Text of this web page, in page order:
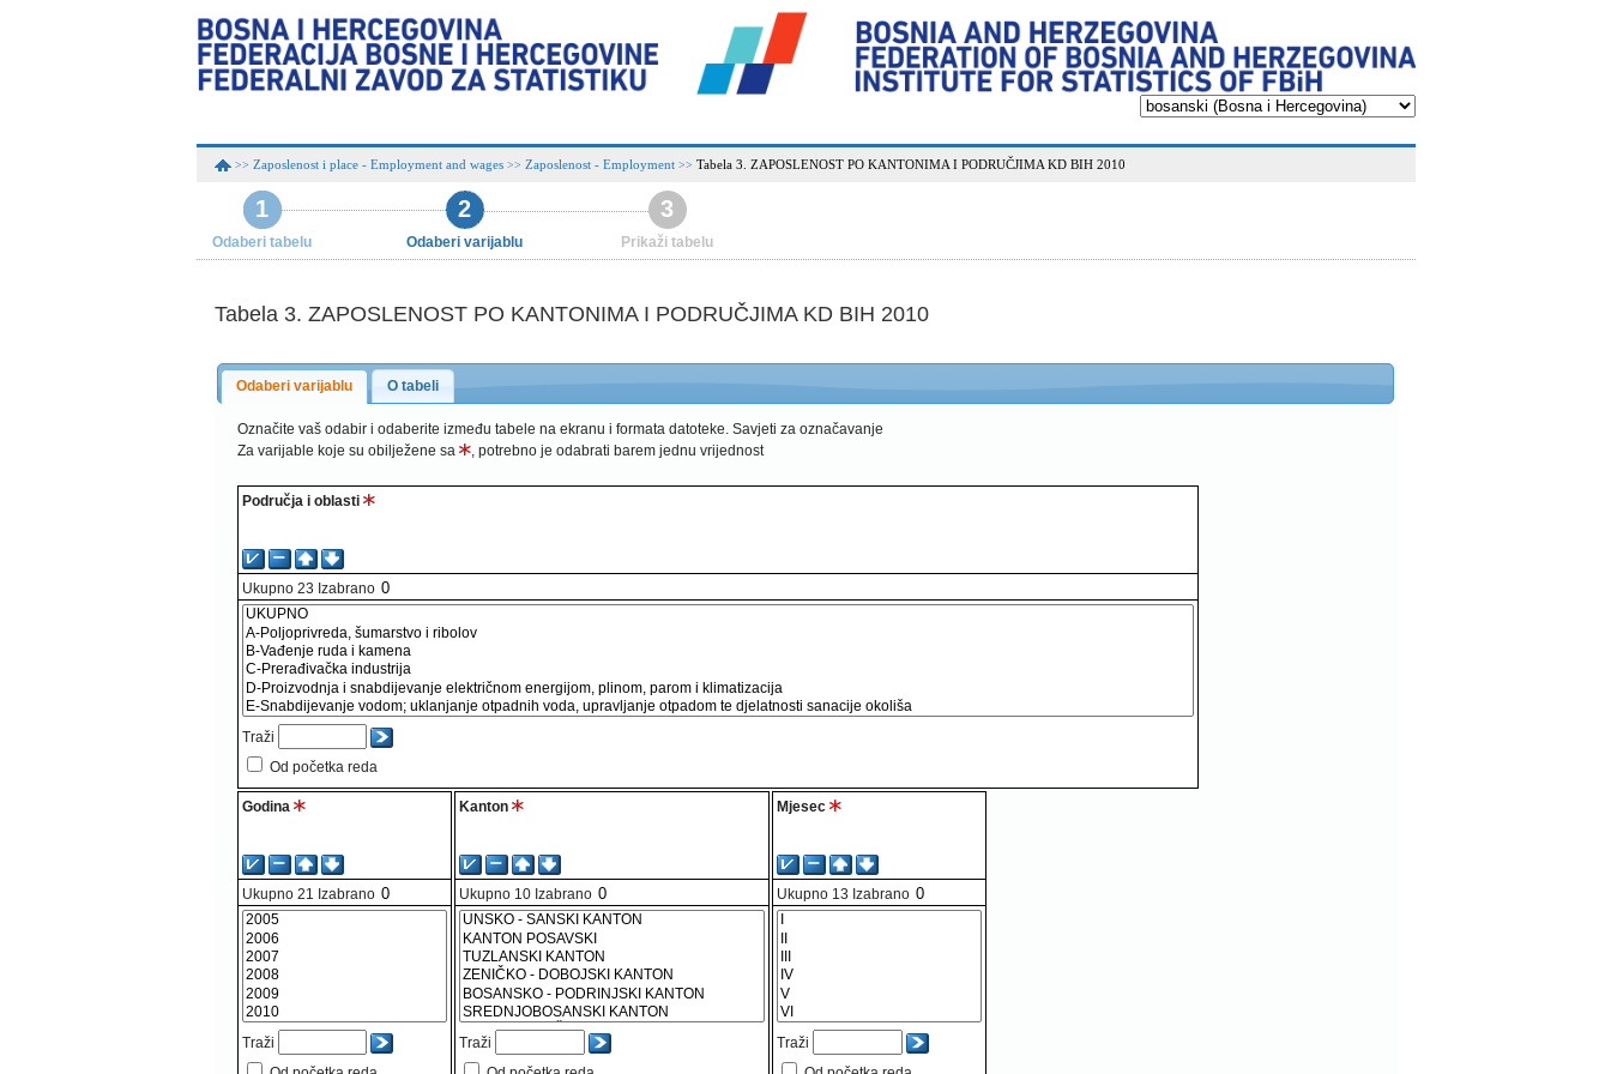
>> Zaposlenost i place - Employment and wages >> Zaposlenost - Employment >> Tabela 3. ZAPOSLENOST PO KANTONIMA I PODRUČJIMA KD BIH 2010
1
Odaberi tabelu
2
Odaberi varijablu
3
Prikaži tabelu
Tabela 3. ZAPOSLENOST PO KANTONIMA I PODRUČJIMA KD BIH 2010
Odaberi varijablu O tabeli
Označite vaš odabir i odaberite između tabele na ekranu i formata datoteke. Savjeti za označavanje
Za varijable koje su obilježene sa
, potrebno je odabrati barem jednu vrijednost
Područja i oblasti
Ukupno 23 Izabrano
Traži
Od početka reda
Godina
Ukupno 21 Izabrano
Traži
Kanton
Ukupno 10 Izabrano
Traži
Mjesec
Ukupno 13 Izabrano
Traži